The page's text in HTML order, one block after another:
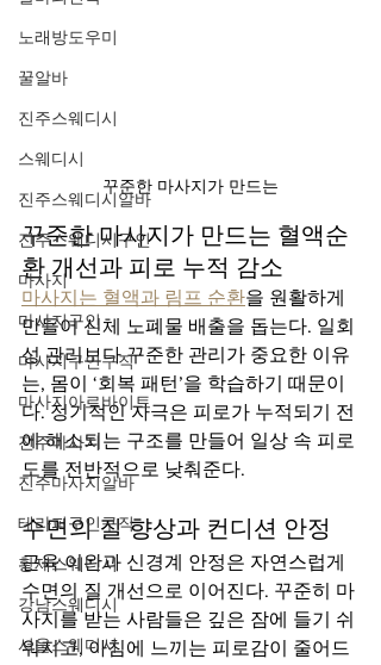
노래방도우미
꿀알바
진주스웨디시
스웨디시
진주스웨디시알바
진주스웨디시구인
마사지
마사지구인
마사지구인구직
마사지아르바이트
진주마사지
진주마사지알바
테라피구인구직
황제스웨디시
강남스웨디시
서울스웨디시
꾸준한 마사지가 만드는
꾸준한 마사지가 만드는 혈액순
환 개선과 피로 누적 감소
마사지는 혈액과 림프 순환을 원활하게
만들어 신체 노폐물 배출을 돕는다. 일회
성 관리보다 꾸준한 관리가 중요한 이유
는, 몸이 ‘회복 패턴’을 학습하기 때문이
다. 정기적인 자극은 피로가 누적되기 전
에 해소되는 구조를 만들어 일상 속 피로
도를 전반적으로 낮춰준다.
수면의 질 향상과 컨디션 안정
근육 이완과 신경계 안정은 자연스럽게
수면의 질 개선으로 이어진다. 꾸준히 마
사지를 받는 사람들은 깊은 잠에 들기 쉬
워지고, 아침에 느끼는 피로감이 줄어드